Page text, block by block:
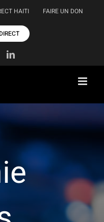
HAITI FAIRE UN DON
LinkedIn